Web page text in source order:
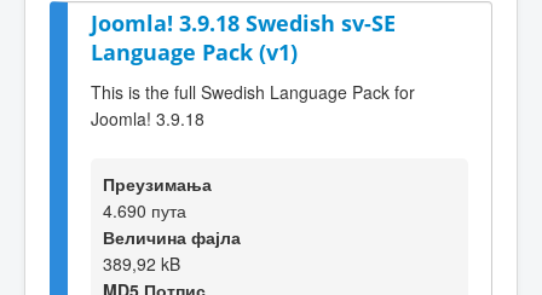
Joomla! 3.9.18 Swedish sv-SE
Language Pack (v1)
This is the full Swedish Language Pack for
Joomla! 3.9.18
Преузимања
4.690 пута
Величина фајла
389,92 kB
MD5 Потпис